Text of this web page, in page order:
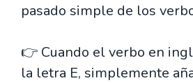
pasado simple de los
👉 Cuando el verbo en
la letra E, simplemente